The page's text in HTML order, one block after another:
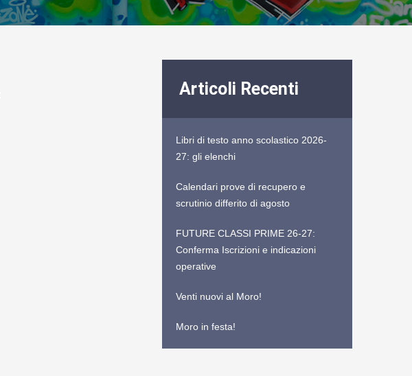
Articoli Recenti
Libri di testo anno scolastico 2026-
27: gli elenchi
Calendari prove di recupero e
scrutinio differito di agosto
FUTURE CLASSI PRIME 26-27:
Conferma Iscrizioni e indicazioni
operative
Venti nuovi al Moro!
Moro in festa!